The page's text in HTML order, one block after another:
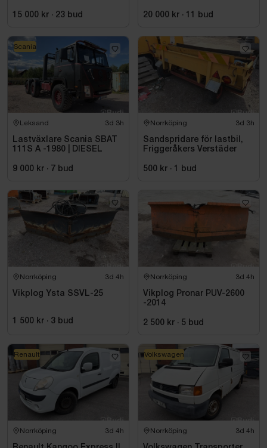
15 000 kr · 23 bud 20 000 kr · 11 bud
Leksand 3d 3h
Lastväxlare Scania SBAT
111S A -1980 | DIESEL
9 000 kr · 7 bud
Scania
Norrköping 3d 3h
Sandspridare för lastbil,
Friggeråkers Verstäder
500 kr · 1 bud
Norrköping 3d 4h
Vikplog Ysta SSVL-25
1 500 kr · 3 bud
Norrköping 3d 4h
Vikplog Pronar PUV-2600
-2014
2 500 kr · 5 bud
Norrköping 3d 4h
Renault
Norrköping 3d 4h
Volkswagen